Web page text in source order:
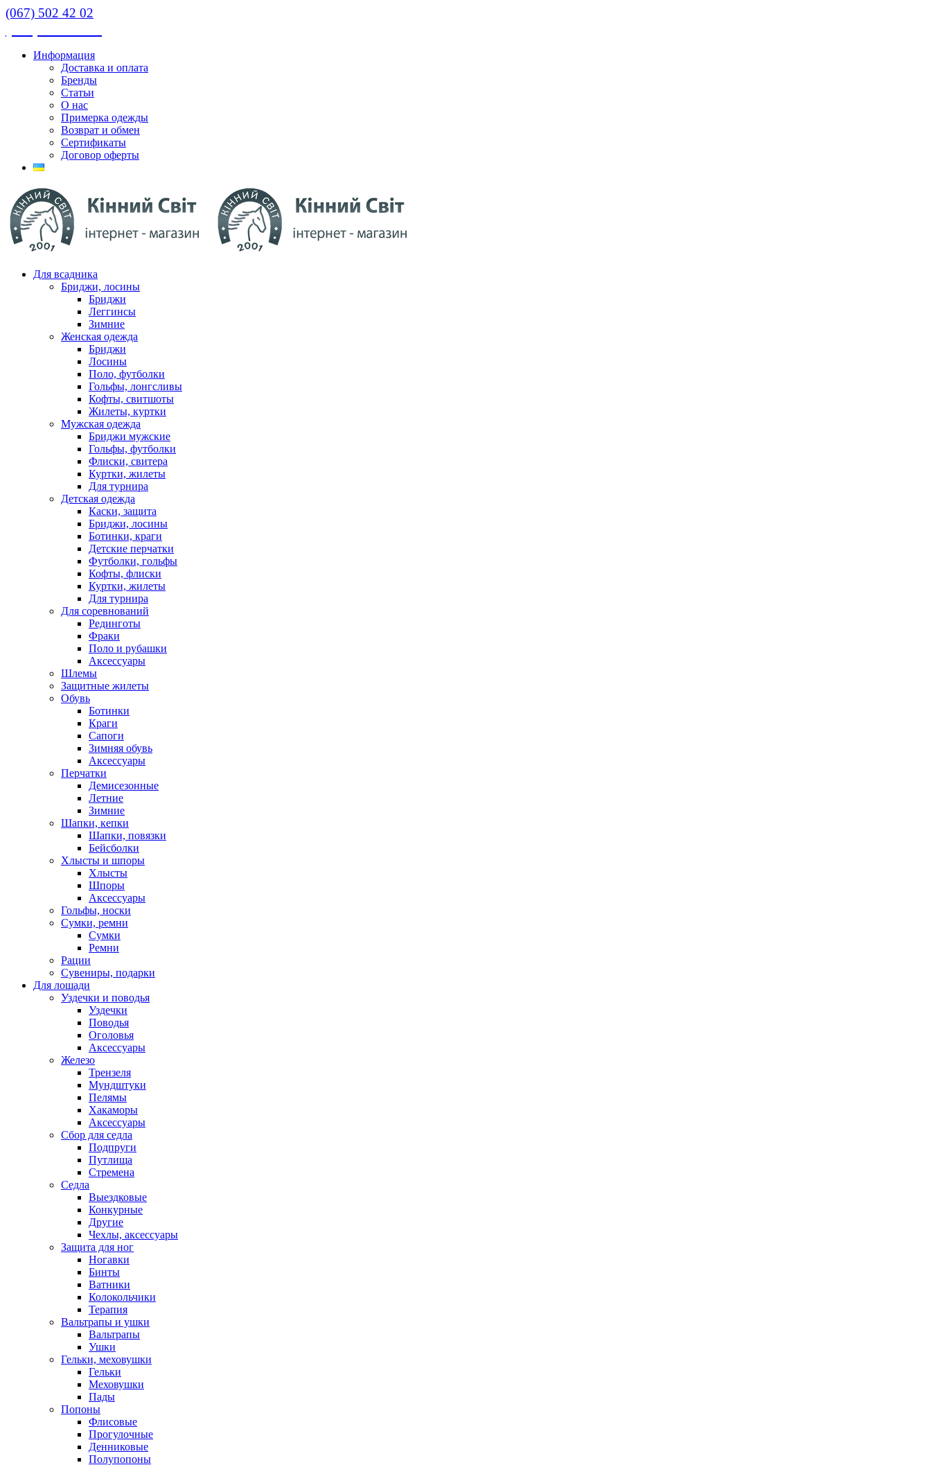
(067) 502 42 02
Информация
Доставка и оплата
Бренды
Статьи
О нас
Примерка одежды
Возврат и обмен
Сертификаты
Договор оферты
Для всадника
Бриджи, лосины
Бриджи
Леггинсы
Зимние
Женская одежда
Бриджи
Лосины
Поло, футболки
Гольфы, лонгсливы
Кофты, свитшоты
Жилеты, куртки
Мужская одежда
Бриджи мужские
Гольфы, футболки
Флиски, свитера
Куртки, жилеты
Для турнира
Детская одежда
Каски, защита
Бриджи, лосины
Ботинки, краги
Детские перчатки
Футболки, гольфы
Кофты, флиски
Куртки, жилеты
Для турнира
Для соревнований
Рединготы
Фраки
Поло и рубашки
Аксессуары
Шлемы
Защитные жилеты
Обувь
Ботинки
Краги
Сапоги
Зимняя обувь
Аксессуары
Перчатки
Демисезонные
Летние
Зимние
Шапки, кепки
Шапки, повязки
Бейсболки
Хлысты и шпоры
Хлысты
Шпоры
Аксессуары
Гольфы, носки
Сумки, ремни
Сумки
Ремни
Рации
Сувениры, подарки
Для лошади
Уздечки и поводья
Уздечки
Поводья
Оголовья
Аксессуары
Железо
Трензеля
Мундштуки
Пелямы
Хакаморы
Аксессуары
Сбор для седла
Подпруги
Путлища
Стремена
Седла
Выездковые
Конкурные
Другие
Чехлы, аксессуары
Защита для ног
Ногавки
Бинты
Ватники
Колокольчики
Терапия
Вальтрапы и ушки
Вальтрапы
Ушки
Гельки, меховушки
Гельки
Меховушки
Пады
Попоны
Флисовые
Прогулочные
Денниковые
Полупопоны